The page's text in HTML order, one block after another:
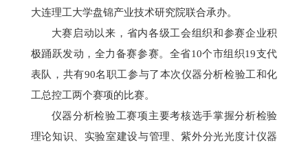
大连理工大学盘锦产业技术研究院联合承办。
大赛启动以来 ， 省内各级工会组织和参赛企业积
极踊跃发动，全力备赛参赛。 全省10个市组织19支代
表队 ， 共有90名职工参与了本次仪器分析检验工和化
工总控工两个赛项的比赛。
仪器分析检验工赛项主要考核选手掌握分析检验
理论知识、实验室建设与管理、紫外分光光度计仪器